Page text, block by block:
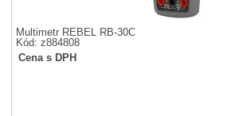
Multimetr REBEL RB-30C
Kód: z884808
Cena s DPH